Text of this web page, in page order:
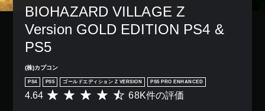
BIOHAZARD VILLAGE Z
Version GOLD EDITION PS4 &
PS5
(株)カプコン
PS4 PS5 ゴールドエディション Z VERSION PS5 PRO ENHANCED
評
4.64 68K件の評価